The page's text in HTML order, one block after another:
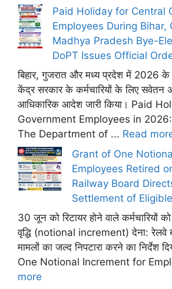
Paid Holiday for Central
Employees During Bihar,
Madhya Pradesh Bye-
DoPT Issues Official
बिहार, गुजरात और मध्य प्रदेश में 2026 के
केंद्र सरकार के कर्मचारियों के लिए
आधिकारिक आदेश जारी किया। Paid
Government Employees in 2026:
The Department of ... Read
Grant of One
Employees Retired
Railway Board
Settlement of
30 जून को रिटायर होने वाले कर्मचारियों
वृद्धि (notional increment) देना: रेलवे
मामलों का जल्द निपटारा करने का निर्देश
One Notional Increment for
more